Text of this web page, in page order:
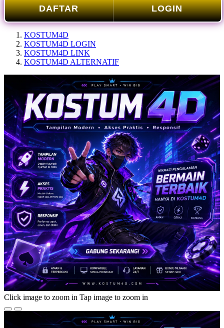
DAFTAR LOGIN
KOSTUM4D
KOSTUM4D LOGIN
KOSTUM4D LINK
KOSTUM4D ALTERNATIF
Click image to zoom in Tap image to zoom in